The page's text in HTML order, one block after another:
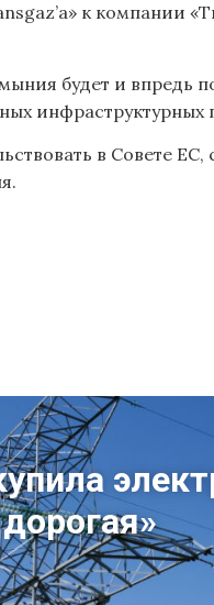
к компании
будет и впредь
инфраструктурных
в Совете